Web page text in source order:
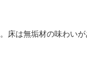
床は無垢材の味わい